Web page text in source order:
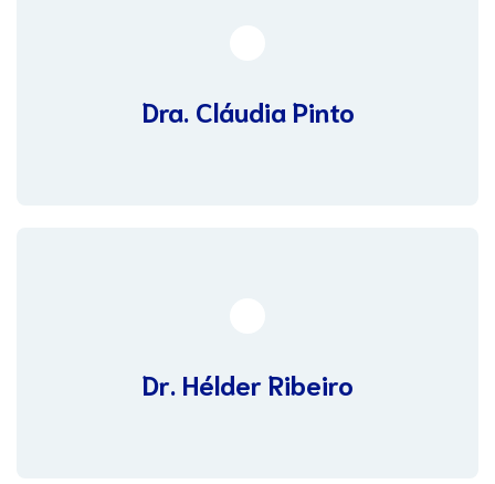
Dra. Cláudia Pinto
Dr. Hélder Ribeiro